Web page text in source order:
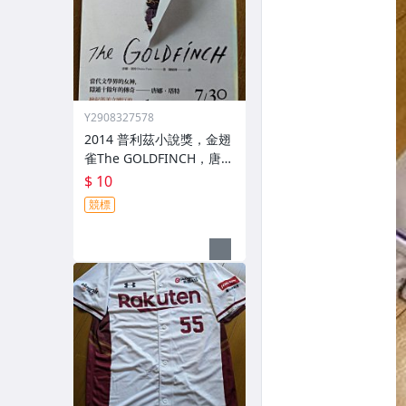
Y2908327578
2014 普利茲小說獎，金翅
雀The GOLDFINCH，唐娜
·塔特 Donna Tartt著，劉
曉樺譯
$ 10
競標